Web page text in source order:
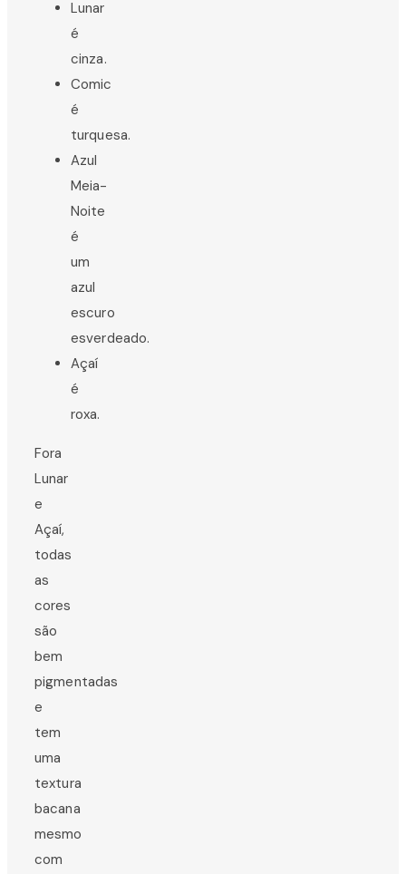
Lunar
é
cinza.
Comic
é
turquesa.
Azul
Meia-
Noite
é
um
azul
escuro
esverdeado.
Açaí
é
roxa.
Fora
Lunar
e
Açaí,
todas
as
cores
são
bem
pigmentadas
e
tem
uma
textura
bacana
mesmo
com